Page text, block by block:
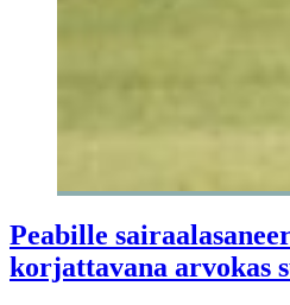
Peabille
korjattavana arvokas